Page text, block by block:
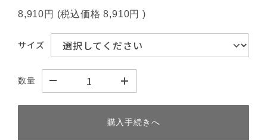
8,910円 (税込価格8,910円 )
サイズ
数量
購入手続きへ